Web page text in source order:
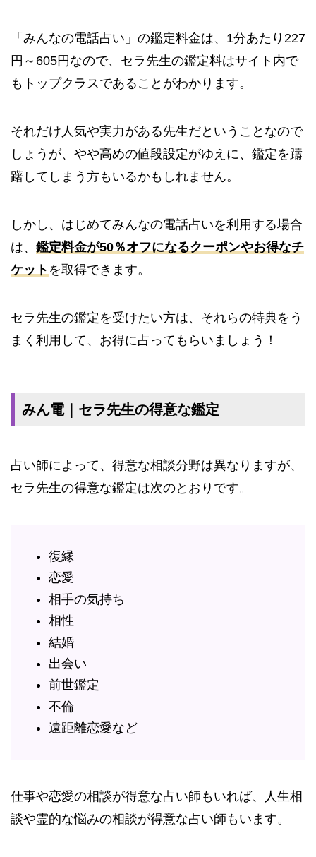
「みんなの電話占い」の鑑定料金は、1分あたり227
円～605円なので、セラ先生の鑑定料はサイト内で
もトップクラスであることがわかります。
それだけ人気や実力がある先生だということなので
しょうが、やや高めの値段設定がゆえに、鑑定を躊
躇してしまう方もいるかもしれません。
しかし、はじめてみんなの電話占いを利用する場合
は、 鑑定料金が50％オフになるクーポンやお得なチ
ケット を取得できます。
セラ先生の鑑定を受けたい方は、それらの特典をう
まく利用して、お得に占ってもらいましょう！
みん電｜セラ先生の得意な鑑定
占い師によって、得意な相談分野は異なりますが、
セラ先生の得意な鑑定は次のとおりです。
復縁
恋愛
相手の気持ち
相性
結婚
出会い
前世鑑定
不倫
遠距離恋愛など
仕事や恋愛の相談が得意な占い師もいれば、人生相
談や霊的な悩みの相談が得意な占い師もいます。